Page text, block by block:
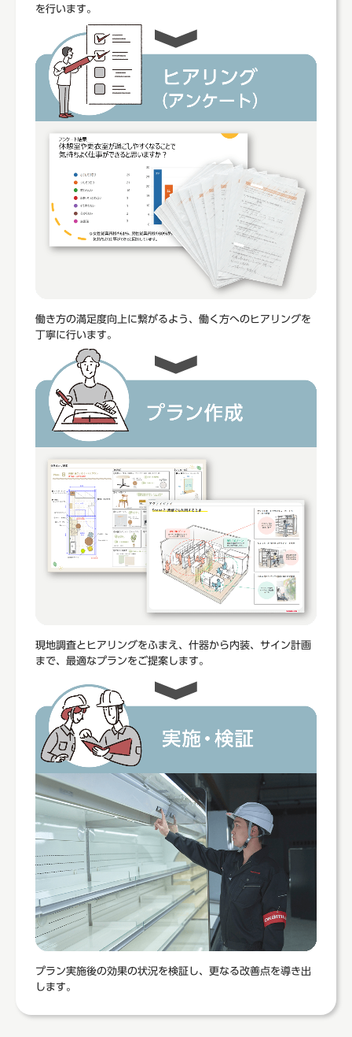
を行います。
働き方の満足度向上に繋がるよう、働く方へのヒアリングを
丁寧に行います。
現地調査とヒアリングをふまえ、什器から内装、サイン計画
まで、最適なプランをご提案します。
プラン実施後の効果の状況を検証し、更なる改善点を導き出
します。